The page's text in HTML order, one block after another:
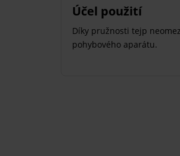
Účel použití
Díky pružnosti tejp
pohybového aparátu.